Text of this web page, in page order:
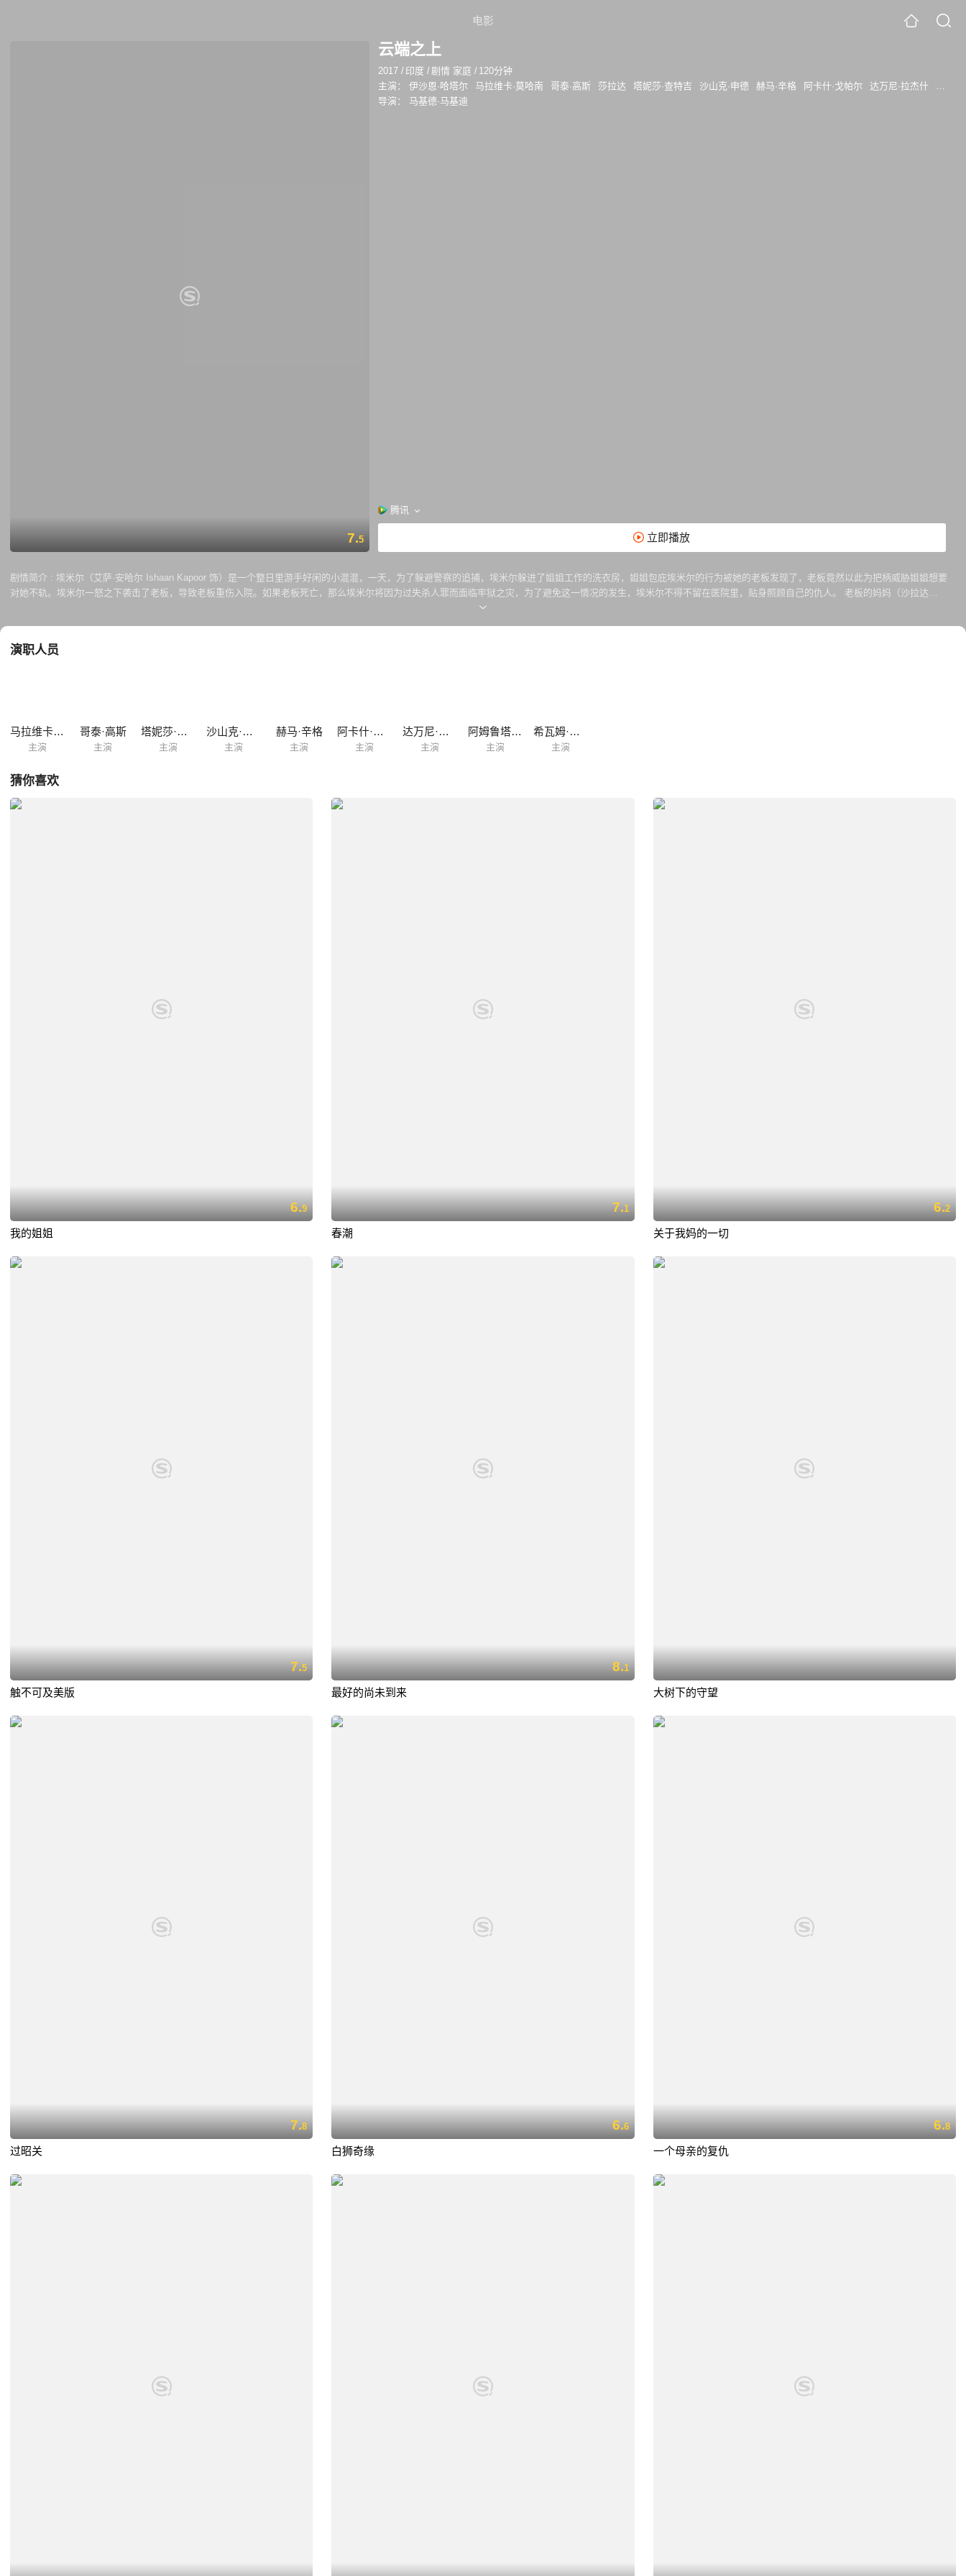
电影
7.5
云端之上
2017 / 印度 /剧情 家庭 / 120分钟
主演：
伊沙恩·哈塔尔 马拉维卡·莫哈南 哥泰·高斯 莎拉达 塔妮莎·查特吉 沙山克·申德 赫马·辛格 阿卡什·戈帕尔 达万尼·拉杰什
阿姆鲁
导演：
马基德·马基迪
腾讯
立即播放
剧情简介 : 埃米尔（艾萨·安哈尔 Ishaan Kapoor 饰）是一个整日里游手好闲的小混混，一天，为了躲避警察的追捕，埃米尔躲进了姐姐工作的洗衣房，姐姐包庇埃米尔的行为被她的老板发现了，老板竟然以此为把柄威胁姐姐想要
对她不轨。埃米尔一怒之下袭击了老板，导致老板重伤入院。如果老板死亡，那么埃米尔将因为过失杀人罪而面临牢狱之灾，为了避免这一情况的发生，埃米尔不得不留在医院里，贴身照顾自己的仇人。 老板的妈妈（沙拉达
Sharada 饰）得知儿子住院，于是带着两个孙女来到医院探望，这下可好了，埃米尔需要照顾的人又多了三个。祖孙三人的到来虽然给埃米尔带来了很多麻烦，但在处理这些麻烦的过程中，埃米尔也逐渐领悟了人生的真谛。
演职人员
马拉维卡·莫哈南
主演
哥泰·高斯
主演
塔妮莎·查特吉
主演
沙山克·申德
主演
赫马·辛格
主演
阿卡什·戈帕尔
主演
达万尼·拉杰什
主演
阿姆鲁塔·桑托什·塔库尔
主演
希瓦姆·普加利
主演
猜你喜欢
6.9
我的姐姐
7.1
春潮
6.2
关于我妈的一切
7.5
触不可及美版
8.1
最好的尚未到来 大树下的守望
7.8
过昭关
6.6
白狮奇缘
6.8
一个母亲的复仇